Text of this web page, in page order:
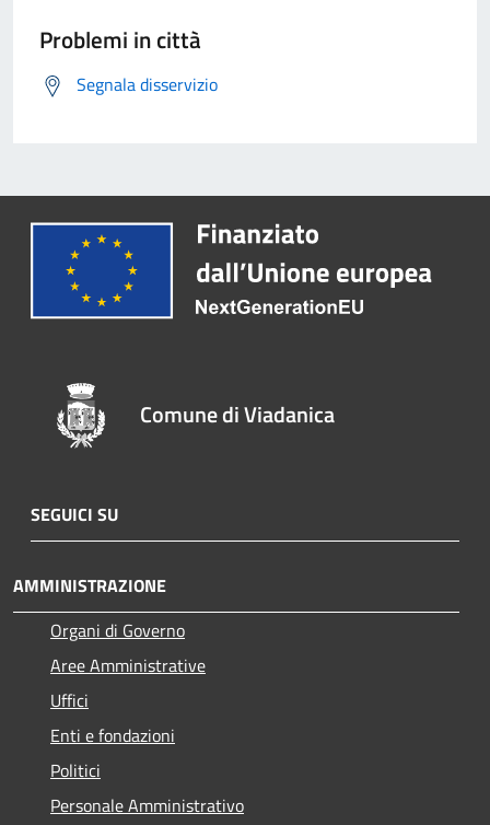
Problemi in città
Segnala disservizio
Comune di Viadanica
SEGUICI SU
AMMINISTRAZIONE
Organi di Governo
Aree Amministrative
Uffici
Enti e fondazioni
Politici
Personale Amministrativo